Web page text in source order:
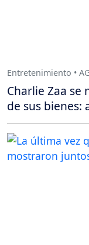
Entretenimiento •
Charlie Zaa
de sus bienes: